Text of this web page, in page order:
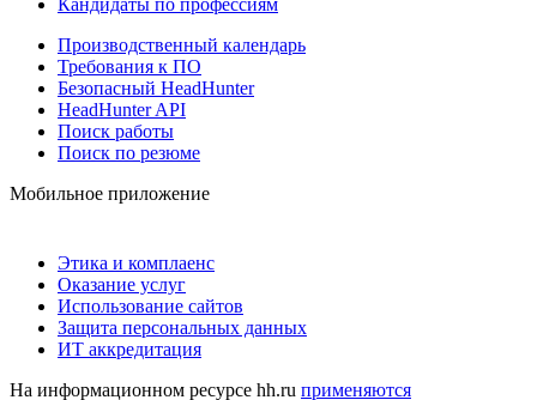
Производственный календарь
Требования к ПО
Безопасный HeadHunter
HeadHunter API
Поиск работы
Поиск по резюме
Мобильное приложение
Этика и комплаенс
Оказание услуг
Использование сайтов
Защита персональных данных
ИТ аккредитация
На информационном ресурсе hh.ru применяются